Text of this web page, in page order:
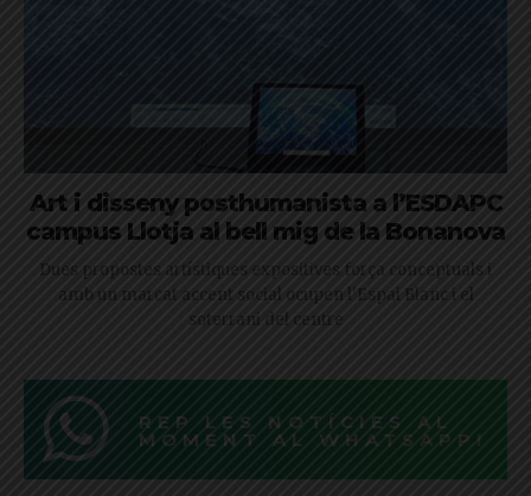
Art i disseny posthumanista a l’ESDAPC
campus Llotja al bell mig de la Bonanova
Dues propostes artístiques expositives força conceptuals i
amb un marcat accent social ocupen l'Espai Blanc i el
soterrani del centre
REP LES NOTÍCIES AL
MOMENT AL WHATSAPP!